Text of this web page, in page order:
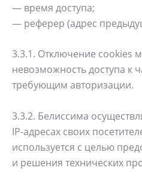
— время доступа;
— реферер (адрес
3.3.1. Отключение cookies
невозможность доступа к
требующим авторизации.
3.3.2. Белиссима
IP-адресах своих
используется с целью
и решения технических